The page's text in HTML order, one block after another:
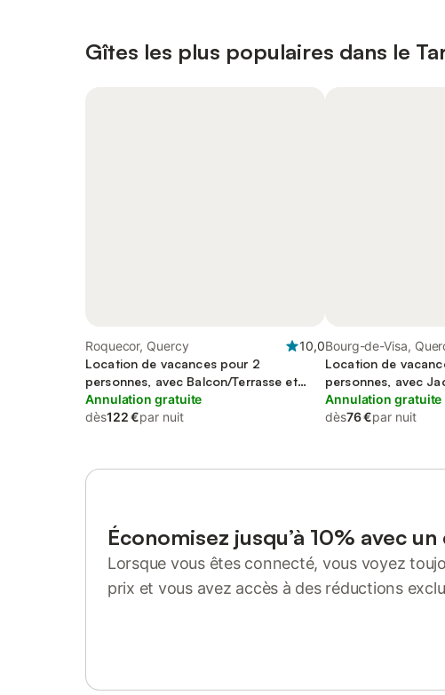
Gîtes les plus populaires dans le
Roquecor, Quercy
10,0
Location de vacances pour 2
personnes, avec Balcon/Terrasse et
Terrasse ainsi que Jardin et Piscine
Annulation gratuite
dès122 €par nuit
Bourg-de-Visa,
Location de
personnes, avec
Jardin et Vue sur le
Annulation gratuite
dès76 €par nuit
Économisez jusqu’à 10% avec
Lorsque vous êtes connecté, vous voyez
prix et vous avez accès à des réductions